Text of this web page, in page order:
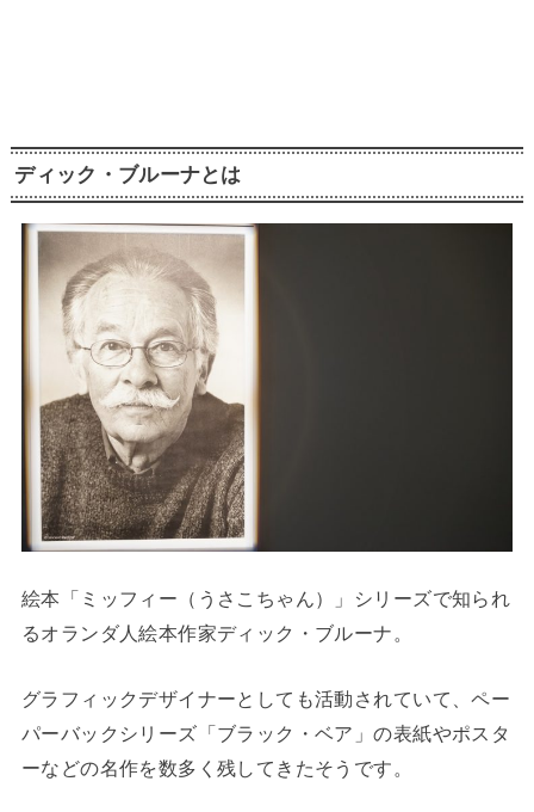
ディック・ブルーナとは
絵本「ミッフィー（うさこちゃん）」シリーズで知られ
るオランダ人絵本作家ディック・ブルーナ。
グラフィックデザイナーとしても活動されていて、ペー
パーバックシリーズ「ブラック・ベア」の表紙やポスタ
ーなどの名作を数多く残してきたそうです。